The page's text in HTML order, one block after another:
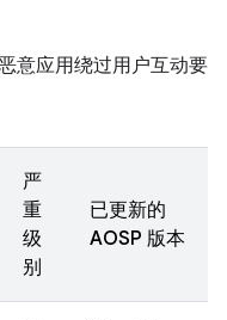
意应用绕过用户互动要
严
重
级
别
已更新的
AOSP 版本